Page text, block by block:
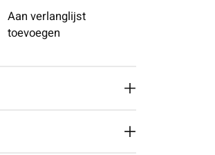
Aan verlanglijst
toevoegen